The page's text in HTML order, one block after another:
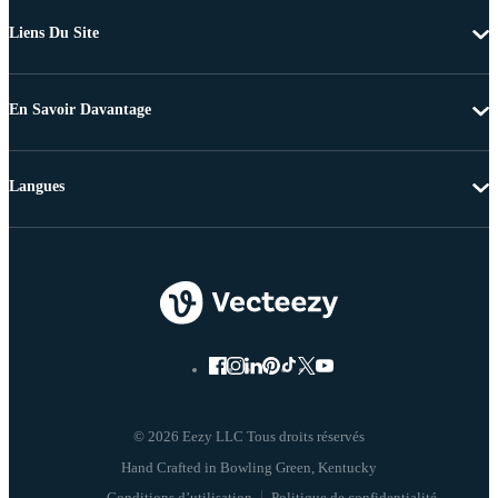
Liens Du Site
En Savoir Davantage
© 2026 Eezy LLC Tous droits réservés
Langues